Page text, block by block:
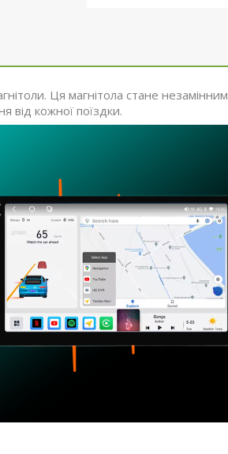
Ця магнітола стане незамінним
від кожної поїздки.